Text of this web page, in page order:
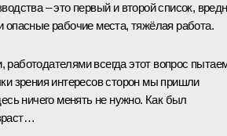
– это первый и второй список,
опасные рабочие места, тяжёлая работа.
всегда этот вопрос
зрения интересов сторон мы пришли
ничего менять не нужно. Как был